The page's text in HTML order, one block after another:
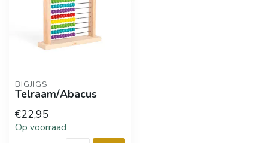
BIGJIGS
Telraam/Abacus
€22,95
Op voorraad